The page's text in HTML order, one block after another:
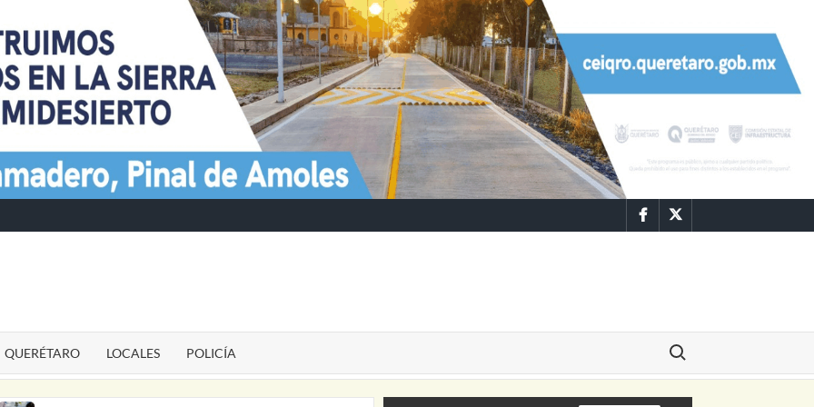
FacebookTwitter
QUERÉTARO LOCALES POLICÍA
Buscar: